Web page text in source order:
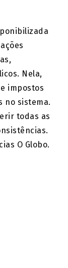
Nela,
impostos
no sistema.
todas as
O Globo.